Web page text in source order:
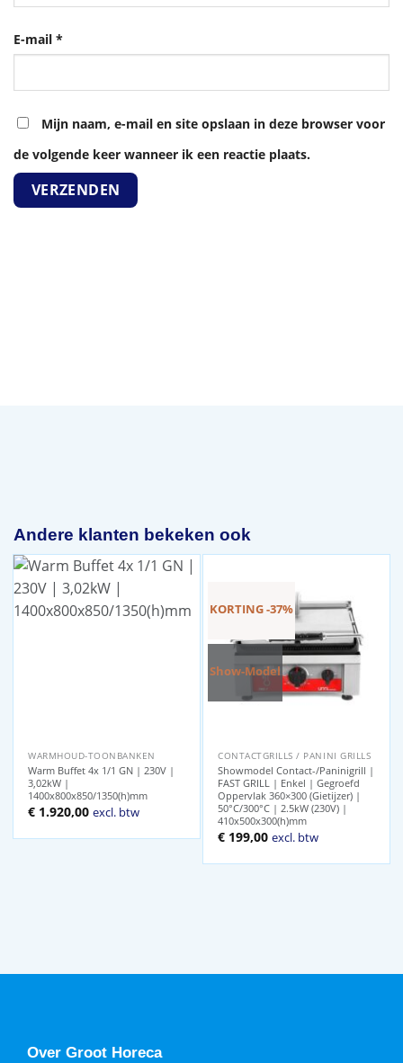
E-mail *
Mijn naam, e-mail en site opslaan in deze browser voor
de volgende keer wanneer ik een reactie plaats.
Andere klanten bekeken ook
WARMHOUD-TOONBANKEN
Warm Buffet 4x 1/1 GN | 230V |
3,02kW |
1400x800x850/1350(h)mm
€ 1.920,00 excl. btw
KORTING -37%
Show-Model
CONTACTGRILLS / PANINI GRILLS
Showmodel Contact-/Paninigrill |
FAST GRILL | Enkel | Gegroefd
Oppervlak 360×300 (Gietijzer) |
50°C/300°C | 2.5kW (230V) |
410x500x300(h)mm
Oorspronkelijke
prijs
€ 199,00Huidige
prijs
excl. btw
Over Groot Horeca